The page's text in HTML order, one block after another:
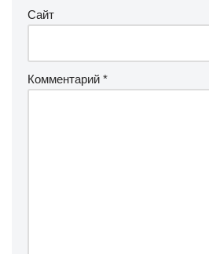
Сайт
Комментарий *